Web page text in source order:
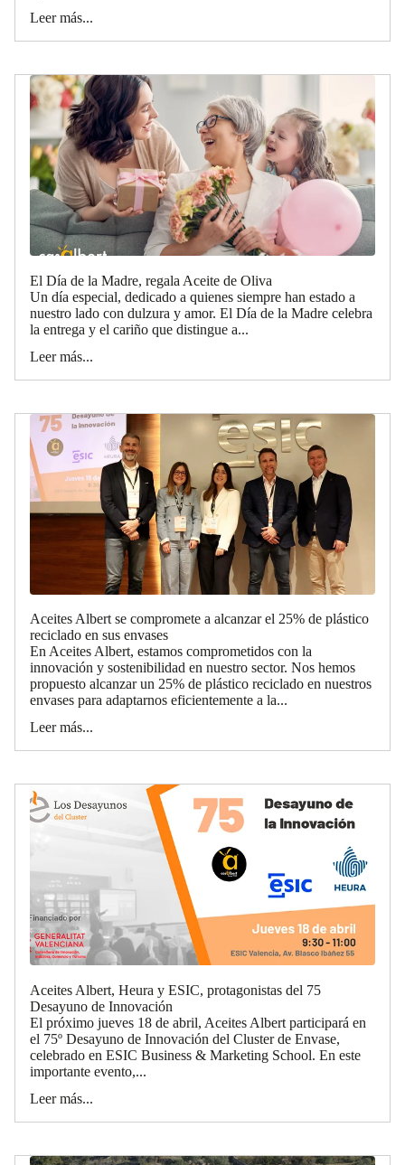
Leer más...
El Día de la Madre, regala Aceite de Oliva
Un día especial, dedicado a quienes siempre han estado a
nuestro lado con dulzura y amor. El Día de la Madre celebra
la entrega y el cariño que distingue a...
Leer más...
Aceites Albert se compromete a alcanzar el 25% de plástico
reciclado en sus envases
En Aceites Albert, estamos comprometidos con la
innovación y sostenibilidad en nuestro sector. Nos hemos
propuesto alcanzar un 25% de plástico reciclado en nuestros
envases para adaptarnos eficientemente a la...
Leer más...
Aceites Albert, Heura y ESIC, protagonistas del 75
Desayuno de Innovación
El próximo jueves 18 de abril, Aceites Albert participará en
el 75º Desayuno de Innovación del Cluster de Envase,
celebrado en ESIC Business & Marketing School. En este
importante evento,...
Leer más...